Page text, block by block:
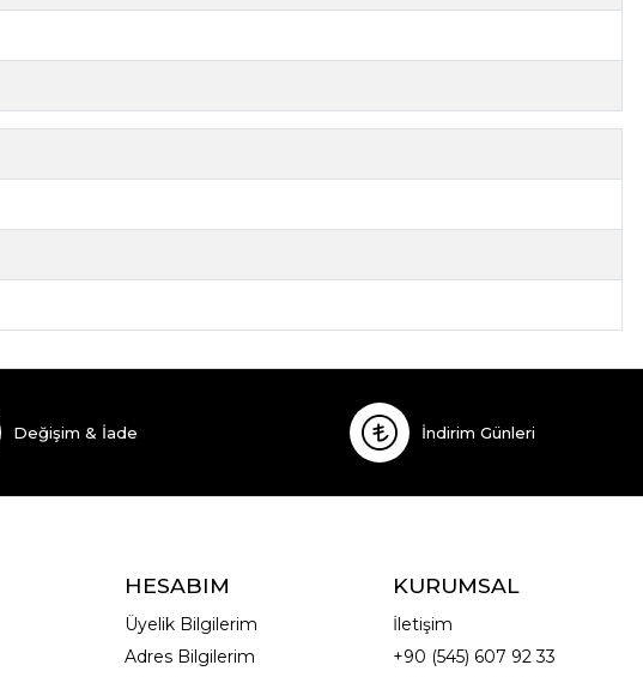
Değişim & İade İndirim Günleri
HESABIM
Üyelik Bilgilerim
Adres Bilgilerim
KURUMSAL
İletişim
+90 (545) 607 92 33